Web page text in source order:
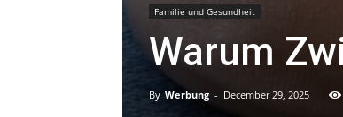
Familie und Gesundheit
Warum
By Werbung - December 29, 2025